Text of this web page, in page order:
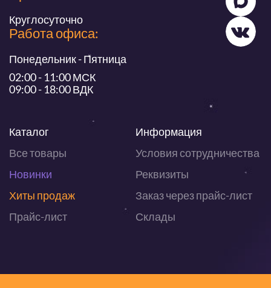
Круглосуточно
Работа офиса:
Понедельник - Пятница
02:00 - 11:00 МСК
09:00 - 18:00 ВДК
Каталог
Все товары
Новинки
Хиты продаж
Прайс-лист
Информация
Условия сотрудничества
Реквизиты
Заказ через прайс-лист
Склады